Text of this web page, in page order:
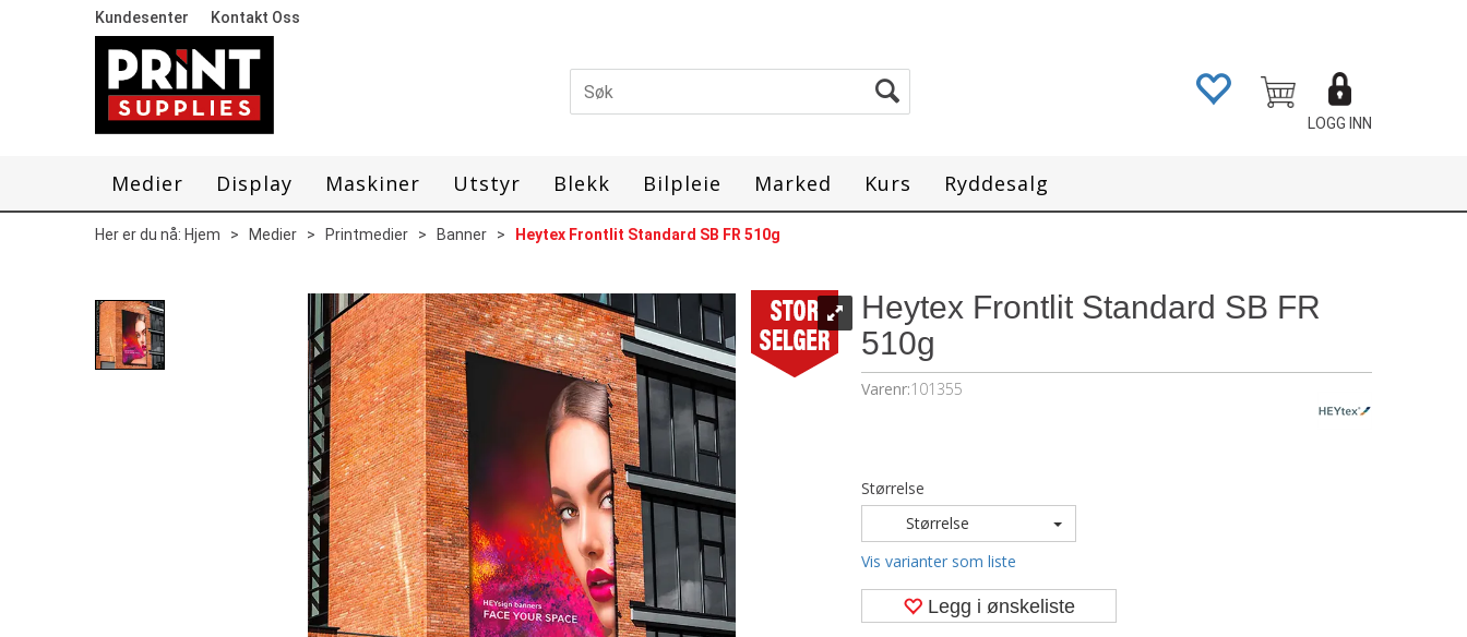
Kundesenter Kontakt Oss
LOGG INN
Medier Display Maskiner Utstyr Blekk Bilpleie Marked Kurs Ryddesalg
Her er du nå: Hjem > Medier > Printmedier > Banner > Heytex Frontlit Standard SB FR 510g
Heytex Frontlit Standard SB FR
510g
Varenr:101355
Størrelse
Størrelse
Vis varianter som liste
Legg i ønskeliste